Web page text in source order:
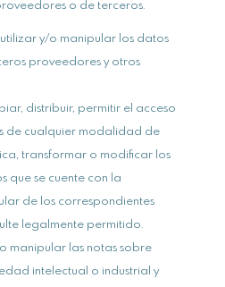
o de terceros.
y/o manipular los datos
proveedores y otros
distribuir, permitir el acceso
de cualquier modalidad de
transformar o modificar los
que se cuente con la
de los correspondientes
legalmente permitido.
manipular las notas sobre
intelectual o industrial y